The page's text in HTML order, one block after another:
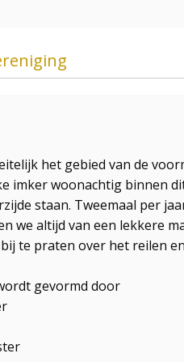
het gebied van de
imker woonachtig binnen
staan. Tweemaal per
we altijd van een lekkere
te praten over het reilen
gevormd door